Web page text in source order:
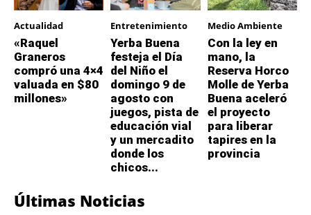
Actualidad
«Raquel
Graneros
compró una 4×4
valuada en $80
millones»
Entretenimiento
Yerba Buena
festeja el Día
del Niño el
domingo 9 de
agosto con
juegos, pista de
educación vial
y un mercadito
donde los
chicos...
Medio Ambiente
Con la ley en
mano, la
Reserva Horco
Molle de Yerba
Buena aceleró
el proyecto
para liberar
tapires en la
provincia
Últimas Noticias